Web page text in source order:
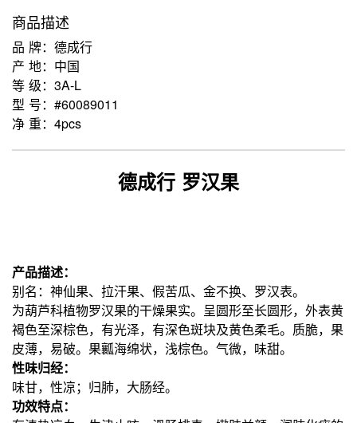
商品描述
品 牌：德成行
产 地：中国
等 级：3A-L
型 号：#60089011
净 重：4pcs
德成行 罗汉果
产品描述：
别名：神仙果、拉汗果、假苦瓜、金不换、罗汉表。
为葫芦科植物罗汉果的干燥果实。呈圆形至长圆形，外表黄
褐色至深棕色，有光泽，有深色斑块及黄色柔毛。质脆，果
皮薄，易破。果瓤海绵状，浅棕色。气微，味甜。
性味归经：
味甘，性凉；归肺，大肠经。
功效特点：